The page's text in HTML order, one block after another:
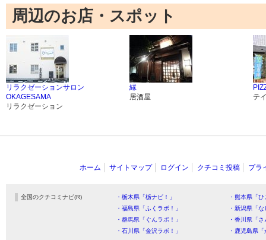
周辺のお店・スポット
リラクゼーションサロン
OKAGESAMA
リラクゼーション
縁
居酒屋
テ
ホーム サイトマップ ログイン クチコミ投稿 プラ
全国のクチコミナビ(R) ・栃木県「栃ナビ！」
・熊本県「
・福島県「ふくラボ！」
・新潟県「
・群馬県「ぐんラボ！」
・香川県「
・石川県「金沢ラボ！」
・鹿児島県